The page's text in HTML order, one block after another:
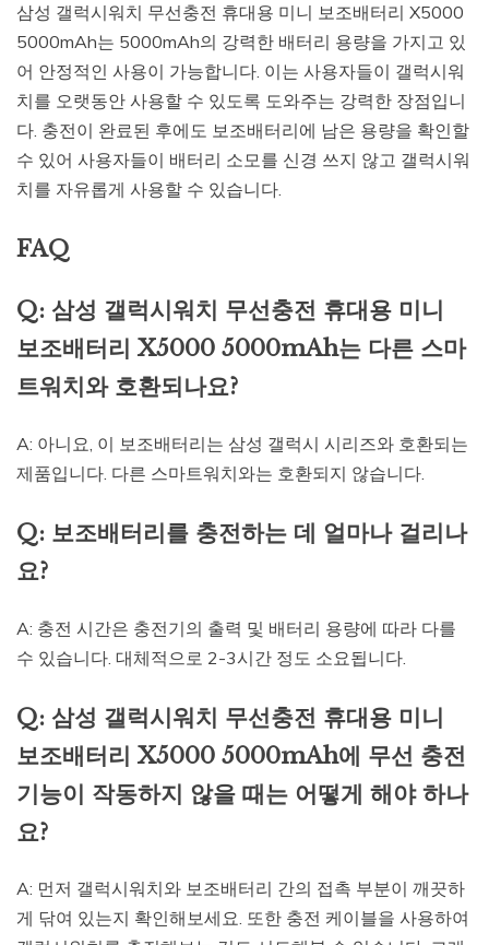
삼성 갤럭시워치 무선충전 휴대용 미니 보조배터리 X5000
5000mAh는 5000mAh의 강력한 배터리 용량을 가지고 있
어 안정적인 사용이 가능합니다. 이는 사용자들이 갤럭시워
치를 오랫동안 사용할 수 있도록 도와주는 강력한 장점입니
다. 충전이 완료된 후에도 보조배터리에 남은 용량을 확인할
수 있어 사용자들이 배터리 소모를 신경 쓰지 않고 갤럭시워
치를 자유롭게 사용할 수 있습니다.
FAQ
Q: 삼성 갤럭시워치 무선충전 휴대용 미니
보조배터리 X5000 5000mAh는 다른 스마
트워치와 호환되나요?
A: 아니요, 이 보조배터리는 삼성 갤럭시 시리즈와 호환되는
제품입니다. 다른 스마트워치와는 호환되지 않습니다.
Q: 보조배터리를 충전하는 데 얼마나 걸리나
요?
A: 충전 시간은 충전기의 출력 및 배터리 용량에 따라 다를
수 있습니다. 대체적으로 2-3시간 정도 소요됩니다.
Q: 삼성 갤럭시워치 무선충전 휴대용 미니
보조배터리 X5000 5000mAh에 무선 충전
기능이 작동하지 않을 때는 어떻게 해야 하나
요?
A: 먼저 갤럭시워치와 보조배터리 간의 접촉 부분이 깨끗하
게 닦여 있는지 확인해보세요. 또한 충전 케이블을 사용하여